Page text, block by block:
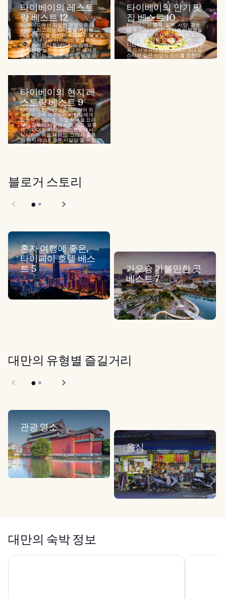
타이베이의 레스토
랑 베스트 12
이 가이드에선 치열한 경쟁으로 타
이베이 최고라는 타이틀을 거머쥔
레스토랑만을 엄선해 소개하고 있
습니다. 대만은 타이베이 뒷골목의
작은 음식점이 동남아시아 전역으
로 분점을 늘리고, 이윽고 전 세계로
발을 넓히는 등 빠른 속도로 세계 곳
곳에 국내의...
타이베이의 인기 맛
집 베스트 10
타이베이는 중국, 일본, 서양, 광둥,
태국, 기타 다양한 요리로 여행객들
의 입맛을 만족시키는 미식의 도시
예요. 중국 전통 요리를 좋아한다면
딘타이펑의 샤오롱바오와 볶음밥은
꼭 드셔보셔야 해요. 스테이크나 파
스타와 같은 서양식 요리를 원한다
면 선택의...
타이베이의 현지 레
스토랑 베스트 9
타이베이 현지 레스토랑에서의 외
식은 이곳에 거주하는 사람들에게
일상적인 일이죠. 직접 저녁을 요리
하는 경우가 서양에 비해 적고, 보통
은 가격대도 뛰어난 레스토랑에서
식사하는 쪽을 택해요. 그래서 훌륭
한 현지 레스토랑은 사실상 셀 수 없
이 많습니다...
블로거 스토리
혼자 여행에 좋은,
타이페이 호텔 베스
트 5
가오슝 가볼만한 곳
베스트 7
대만의 유형별 즐길거리
관광 명소
음식
대만의 숙박 정보
그랜드 호텔 솔라리아